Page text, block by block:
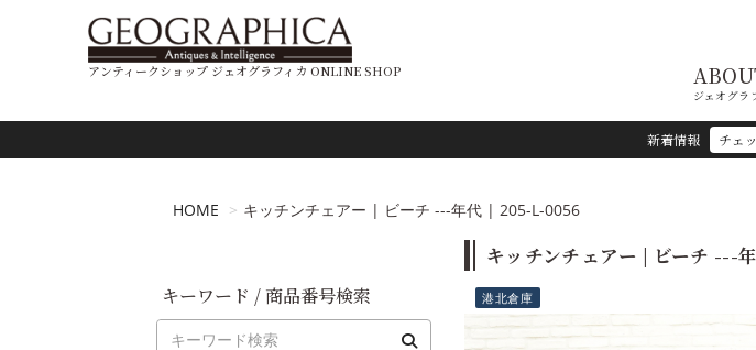
新着情報 チェ
アンティークショップ ジェオグラフィカ ONLINE SHOP
ジェオグラ
HOME キッチンチェアー | ビーチ ---年代 | 205-L-0056
キッチンチェアー | ビーチ ---
港北倉庫
キーワード / 商品番号検索